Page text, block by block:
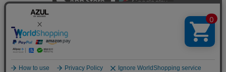
最新ニュースやスタイリング紹介までAZUL BY MOUSSYのお得な情報がいち早くチェック
© Baroque Japan Limited.